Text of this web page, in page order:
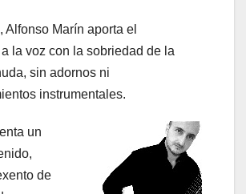
Alfonso Marín aporta el
la voz con la sobriedad de la
sin adornos ni
instrumentales.
un
de